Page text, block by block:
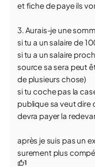
et fiche de paye ils
3. Aurais-je une
si tu a un salaire de
si tu a un salaire
source sa sera peut
de plusieurs chose)
si tu coche pas la
publique sa veut dire
devra payer la
après je suis pas un
surement plus
1